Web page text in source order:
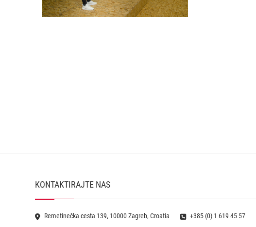
KONTAKTIRAJTE NAS
Remetinečka cesta 139, 10000 Zagreb, Croatia +385 (0) 1 619 45 57